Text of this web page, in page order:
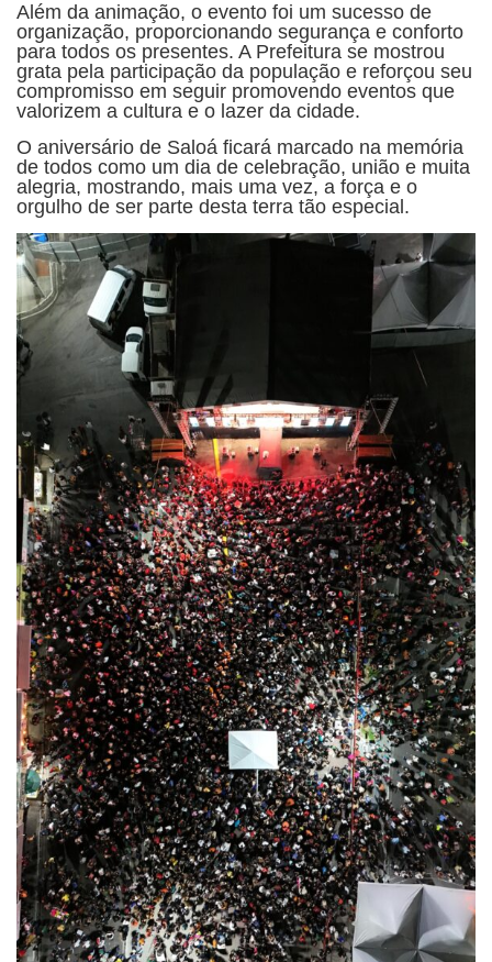
Além da animação, o evento foi um sucesso de
organização, proporcionando segurança e conforto
para todos os presentes. A Prefeitura se mostrou
grata pela participação da população e reforçou seu
compromisso em seguir promovendo eventos que
valorizem a cultura e o lazer da cidade.
O aniversário de Saloá ficará marcado na memória
de todos como um dia de celebração, união e muita
alegria, mostrando, mais uma vez, a força e o
orgulho de ser parte desta terra tão especial.